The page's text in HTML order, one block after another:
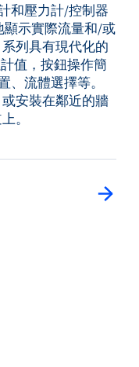
和壓力計/控制器
顯示實際流量和/或
列具有現代化的
值，按鈕操作簡
流體選擇等。
安裝在鄰近的牆
。